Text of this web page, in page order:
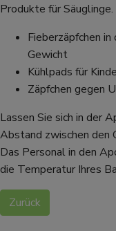
Zurück
Produkte für Säuglinge.
Fieberzäpfchen
Gewicht
Kühlpads für
Zäpfchen gegen
Lassen Sie sich in der
Abstand zwischen den
Das Personal in den
die Temperatur Ihres